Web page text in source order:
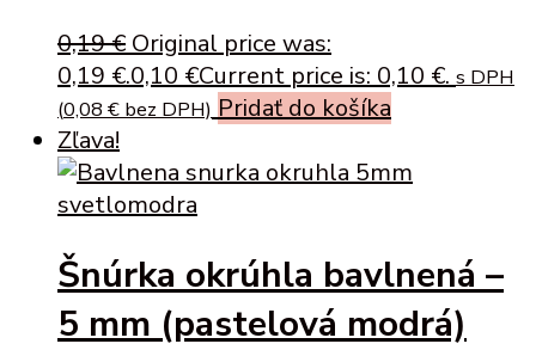
0,19€ Original price was:
0,19 €.0,10 €Current price is: 0,10 €. s DPH
(0,08 € bez DPH) Pridať do košíka
Zľava!
Šnúrka okrúhla bavlnená –
5 mm (pastelová modrá)